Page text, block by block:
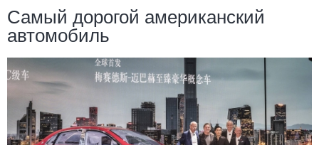
Самый дорогой американский
автомобиль